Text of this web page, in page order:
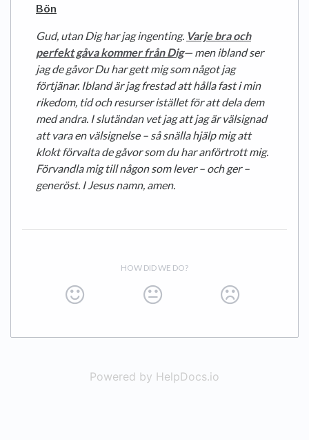
Bön
Gud, utan Dig har jag ingenting. Varje bra och
perfekt gåva kommer från Dig— men ibland ser
jag de gåvor Du har gett mig som något jag
förtjänar. Ibland är jag frestad att hålla fast i min
rikedom, tid och resurser istället för att dela dem
med andra. I slutändan vet jag att jag är välsignad
att vara en välsignelse – så snälla hjälp mig att
klokt förvalta de gåvor som du har anförtrott mig.
Förvandla mig till någon som lever – och ger –
generöst. I Jesus namn, amen.
HOW DID WE DO?
Powered by HelpDocs.io